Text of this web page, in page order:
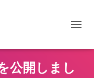
公開しまし